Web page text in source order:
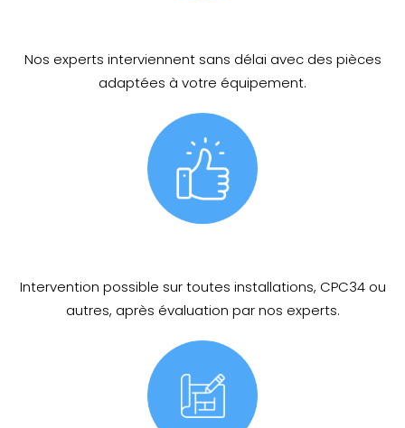
Nos experts interviennent sans délai avec des pièces
adaptées à votre équipement.
Intervention possible sur toutes installations, CPC34 ou
autres, après évaluation par nos experts.